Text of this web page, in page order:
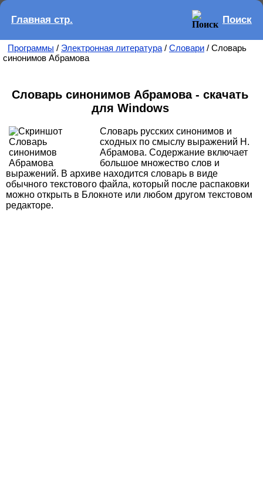
Главная стр. Поиск
Программы / Электронная литература / Словари / Словарь
синонимов Абрамова
Словарь синонимов Абрамова - скачать
для Windows
Словарь русских синонимов и
сходных по смыслу выражений Н.
Абрамова. Содержание включает
большое множество слов и
выражений. В архиве находится словарь в виде
обычного текстового файла, который после распаковки
можно открыть в Блокноте или любом другом текстовом
редакторе.